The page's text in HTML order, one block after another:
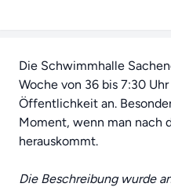
Die Schwimmhalle
Woche von 36 bis 7:30
Öffentlichkeit an.
Moment, wenn man nach
herauskommt.
Die Beschreibung wurde